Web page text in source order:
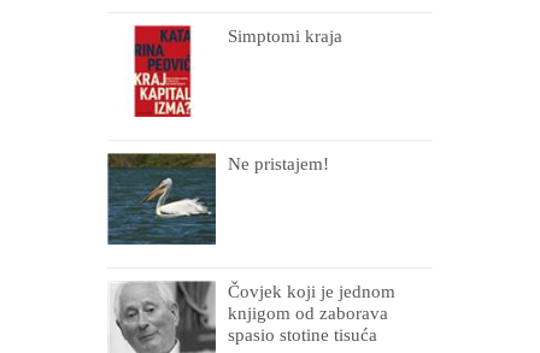
Simptomi kraja
Ne pristajem!
Čovjek koji je jednom
knjigom od zaborava
spasio stotine tisuća